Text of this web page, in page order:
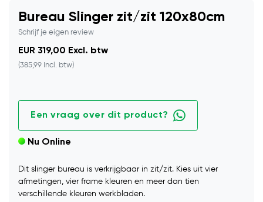
Bureau Slinger zit/zit 120x80cm
Schrijf je eigen review
EUR 319,00 Excl. btw
(385,99 Incl. btw)
Een vraag over dit product?
Nu Online
Dit slinger bureau is verkrijgbaar in zit/zit. Kies uit vier
afmetingen, vier frame kleuren en meer dan tien
verschillende kleuren werkbladen.